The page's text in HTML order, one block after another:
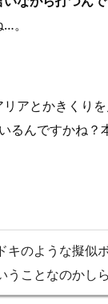
。
アとかきくり
るんですかね？
キのような擬似
うことなのかしら